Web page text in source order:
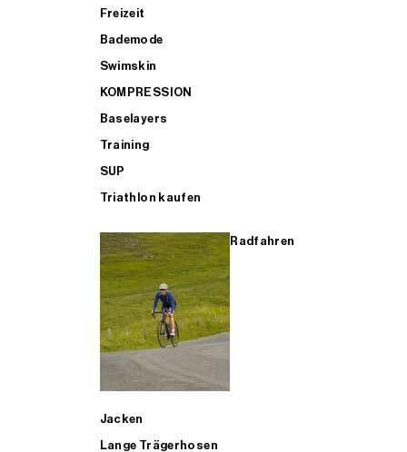
Freizeit
Bademode
Swimskin
KOMPRESSION
Baselayers
Training
SUP
Triathlon kaufen
Radfahren
Jacken
Lange Trägerhosen